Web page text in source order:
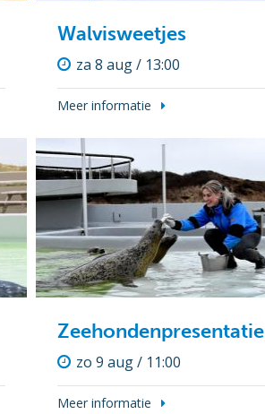
Walvisweetjes
za 8 aug / 13:00
Meer informatie
Zeehondenpresentatie
zo 9 aug / 11:00
Meer informatie